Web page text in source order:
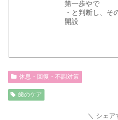
第一歩やで
・と判断し、そ
開設
休息・回復・不調対策
歯のケア
シェア